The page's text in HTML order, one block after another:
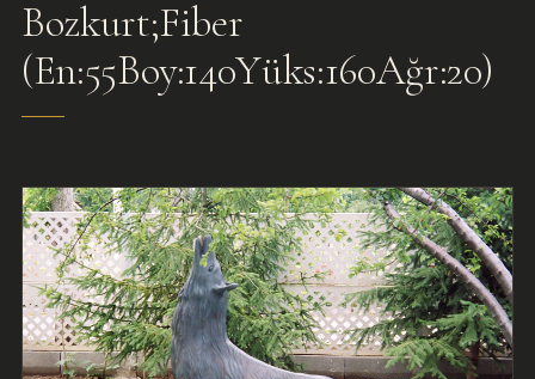
Bozkurt;Fiber
(En:55Boy:140Yüks:160Ağr:20)